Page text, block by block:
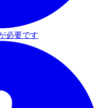
必要です